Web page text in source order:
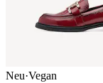
Neu·Vegan